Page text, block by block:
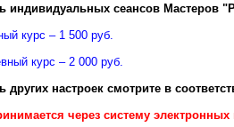
индивидуальных сеансов Мастеров
курс – 1 500 руб.
курс – 2 000 руб.
других настроек смотрите в
через систему электронных